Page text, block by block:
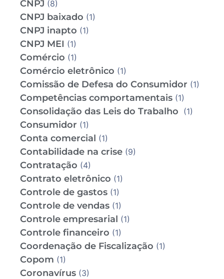
CNPJ (8)
CNPJ baixado (1)
CNPJ inapto (1)
CNPJ MEI (1)
Comércio (1)
Comércio eletrônico (1)
Comissão de Defesa do Consumidor (1)
Competências comportamentais (1)
Consolidação das Leis do Trabalho (1)
Consumidor (1)
Conta comercial (1)
Contabilidade na crise (9)
Contratação (4)
Contrato eletrônico (1)
Controle de gastos (1)
Controle de vendas (1)
Controle empresarial (1)
Controle financeiro (1)
Coordenação de Fiscalização (1)
Copom (1)
Coronavírus (3)